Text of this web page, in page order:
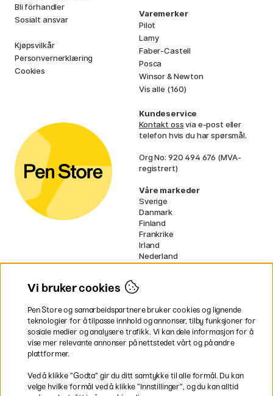
Bli förhandler
Sosialt ansvar
Kjøpsvilkår
Personvernerklæring
Cookies
Varemerker
Pilot
Lamy
Faber-Castell
Posca
Winsor & Newton
Vis alle (160)
Kundeservice
Kontakt ossvia e-post eller
telefon hvis du har spørsmål.
Org No: 920 494 676 (MVA-
registrert)
Våre markeder
Sverige
Danmark
Finland
Frankrike
Irland
Nederland
Tyskland
* Spesifikkefraktvilkårgjelder for
voluminøse varer.
Vi bruker cookies
Pen Store og samarbeidspartnere bruker cookies og lignende
teknologier for å tilpasse innhold og annonser, tilby funksjoner for
sosiale medier og analysere trafikk. Vi kan dele informasjon for å
vise mer relevante annonser på nettstedet vårt og på andre
plattformer.
Ved å klikke ”Godta” gir du ditt samtykke til alle formål. Du kan
velge hvilke formål ved å klikke ”Innstillinger”, og du kan alltid